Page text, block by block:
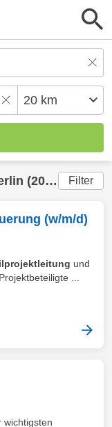
(20 km) gefunden Filter
(w/m/d)
und
...
wichtigsten